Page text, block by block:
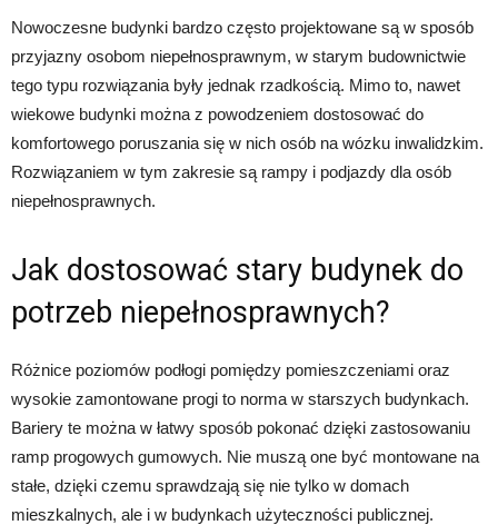
Nowoczesne budynki bardzo często projektowane są w sposób
przyjazny osobom niepełnosprawnym, w starym budownictwie
tego typu rozwiązania były jednak rzadkością. Mimo to, nawet
wiekowe budynki można z powodzeniem dostosować do
komfortowego poruszania się w nich osób na wózku inwalidzkim.
Rozwiązaniem w tym zakresie są rampy i podjazdy dla osób
niepełnosprawnych.
Jak dostosować stary budynek do
potrzeb niepełnosprawnych?
Różnice poziomów podłogi pomiędzy pomieszczeniami oraz
wysokie zamontowane progi to norma w starszych budynkach.
Bariery te można w łatwy sposób pokonać dzięki zastosowaniu
ramp progowych gumowych. Nie muszą one być montowane na
stałe, dzięki czemu sprawdzają się nie tylko w domach
mieszkalnych, ale i w budynkach użyteczności publicznej.